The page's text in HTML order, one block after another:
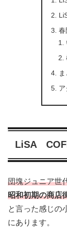
春
ア
LiSA
団塊ジュニア世
昭和初期の商店
と言った感じの
にあります。